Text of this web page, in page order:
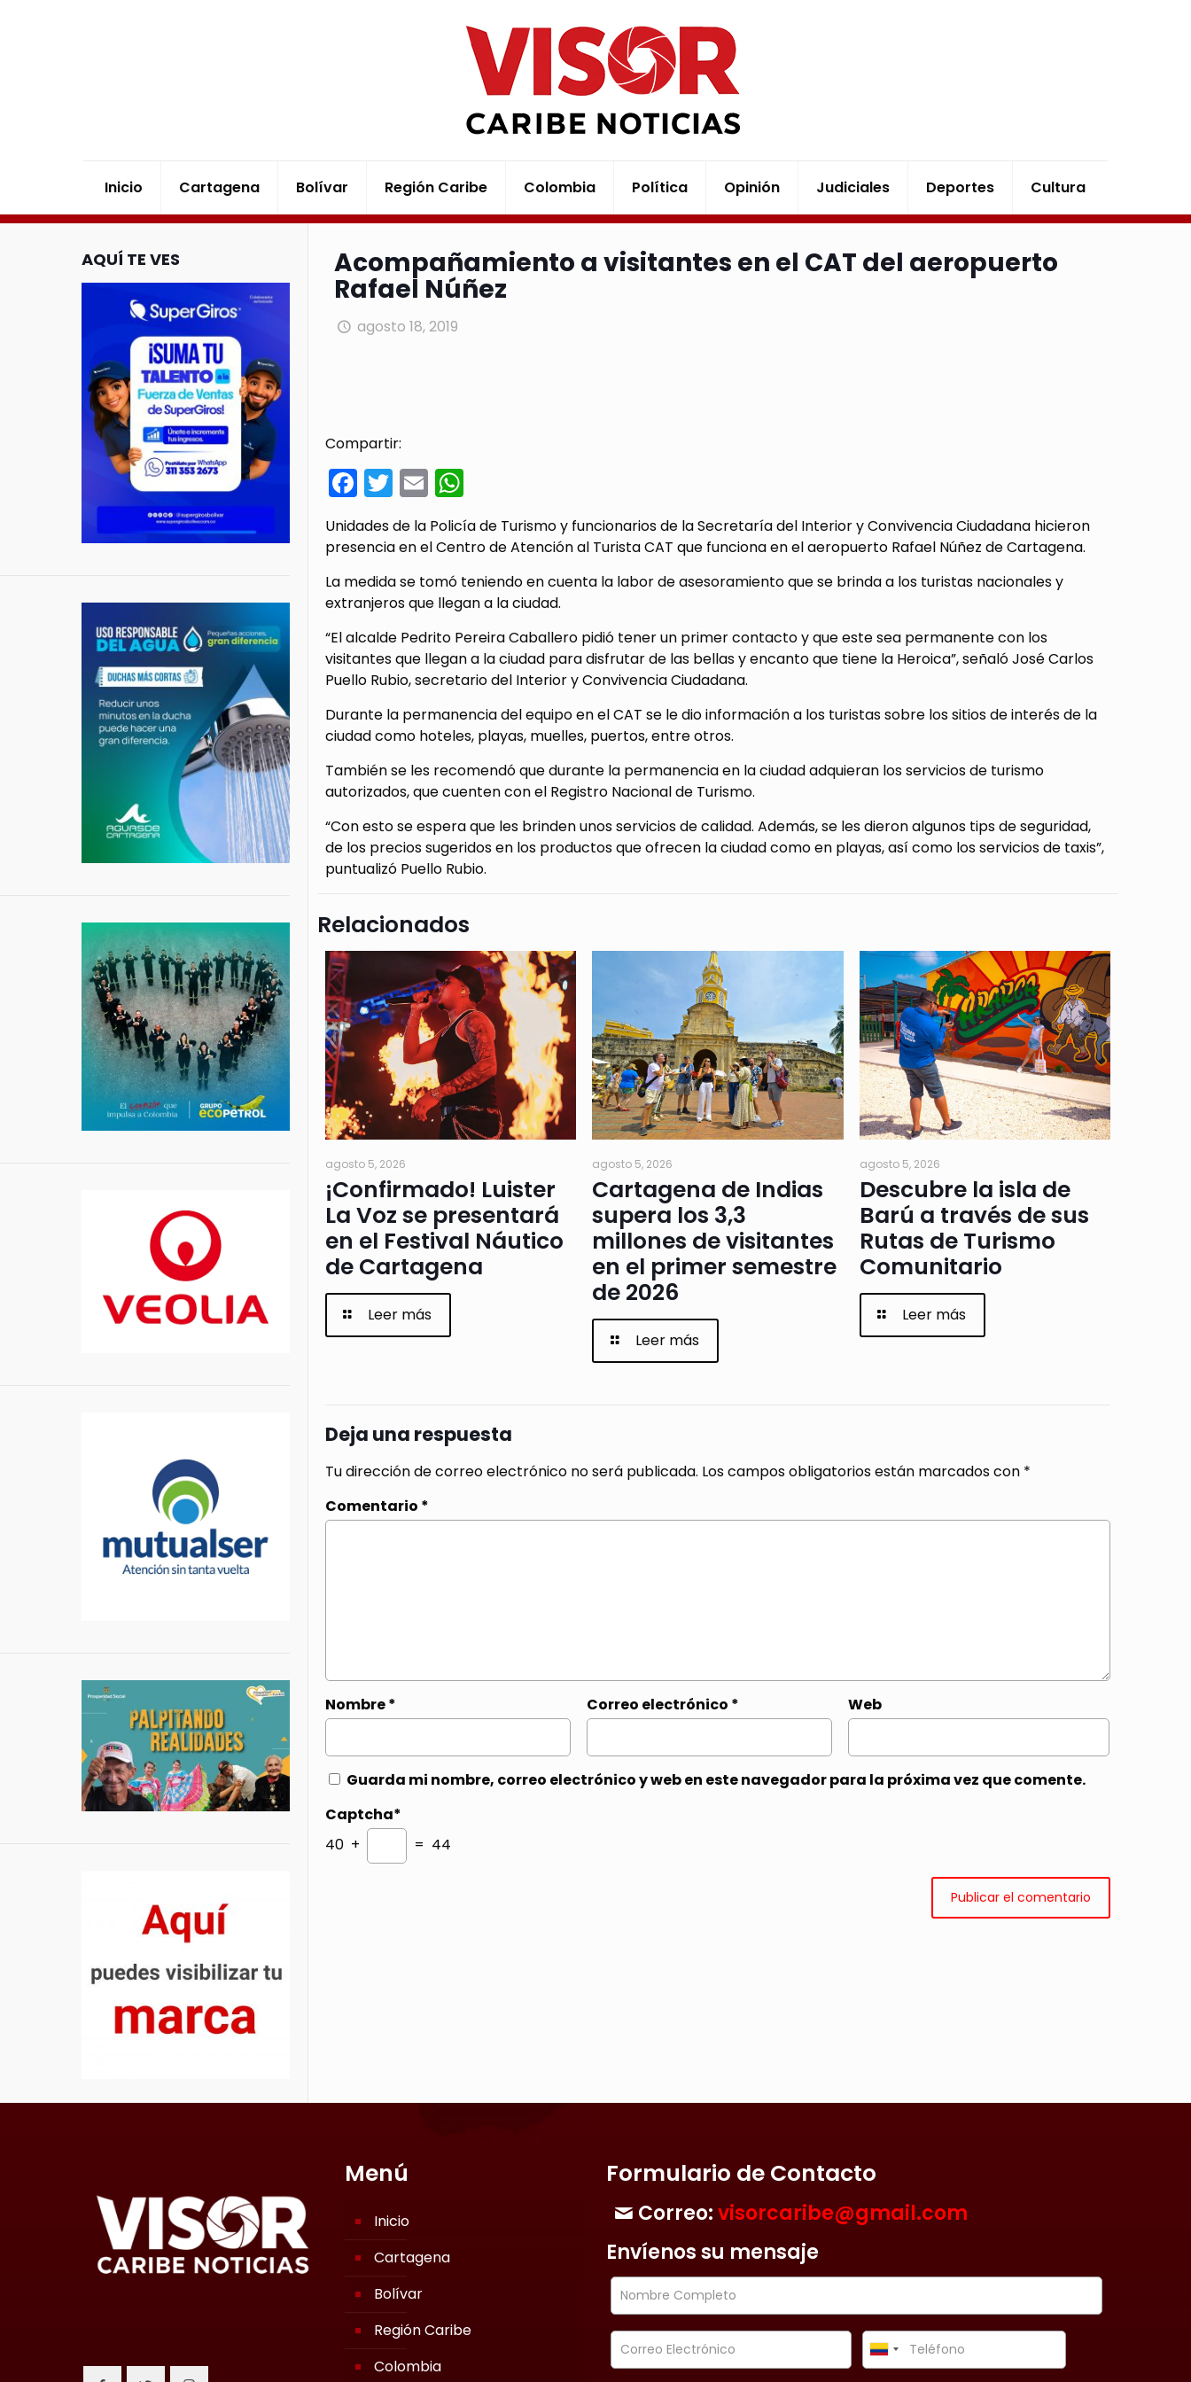
Inicio Cartagena Bolívar Región Caribe Colombia Política Opinión Judiciales Deportes Cultura
Acompañamiento a visitantes en el CAT del aeropuerto
Rafael Núñez
agosto 18, 2019
Compartir:
Facebook
Twitter
Email
Unidades de la Policía de Turismo y funcionarios de la Secretaría del Interior y Convivencia Ciudadana hicieron
presencia en el Centro de Atención al Turista CAT que funciona en el aeropuerto Rafael Núñez de Cartagena.
La medida se tomó teniendo en cuenta la labor de asesoramiento que se brinda a los turistas nacionales y
extranjeros que llegan a la ciudad.
“El alcalde Pedrito Pereira Caballero pidió tener un primer contacto y que este sea permanente con los
visitantes que llegan a la ciudad para disfrutar de las bellas y encanto que tiene la Heroica”, señaló José Carlos
Puello Rubio, secretario del Interior y Convivencia Ciudadana.
Durante la permanencia del equipo en el CAT se le dio información a los turistas sobre los sitios de interés de la
ciudad como hoteles, playas, muelles, puertos, entre otros.
También se les recomendó que durante la permanencia en la ciudad adquieran los servicios de turismo
autorizados, que cuenten con el Registro Nacional de Turismo.
“Con esto se espera que les brinden unos servicios de calidad. Además, se les dieron algunos tips de seguridad,
de los precios sugeridos en los productos que ofrecen la ciudad como en playas, así como los servicios de taxis”,
puntualizó Puello Rubio.
Relacionados
agosto 5, 2026
¡Confirmado! Luister
La Voz se presentará
en el Festival Náutico
de Cartagena
Leer más
agosto 5, 2026
Cartagena de Indias
supera los 3,3
millones de visitantes
en el primer semestre
de 2026
Leer más
agosto 5, 2026
Descubre la isla de
Barú a través de sus
Rutas de Turismo
Comunitario
Leer más
Deja una respuesta
Tu dirección de correo electrónico no será publicada. Los campos obligatorios están marcados con *
Comentario *
Nombre* Correo electrónico * Web
Guarda mi nombre, correo electrónico y web en este navegador para la próxima vez que comente.
Captcha*
40 +
= 44
AQUÍ TE VES
Menú
Inicio
Cartagena
Bolívar
Región Caribe
Colombia
Formulario de Contacto
Correo:visorcaribe@gmail.com
Envíenos su mensaje